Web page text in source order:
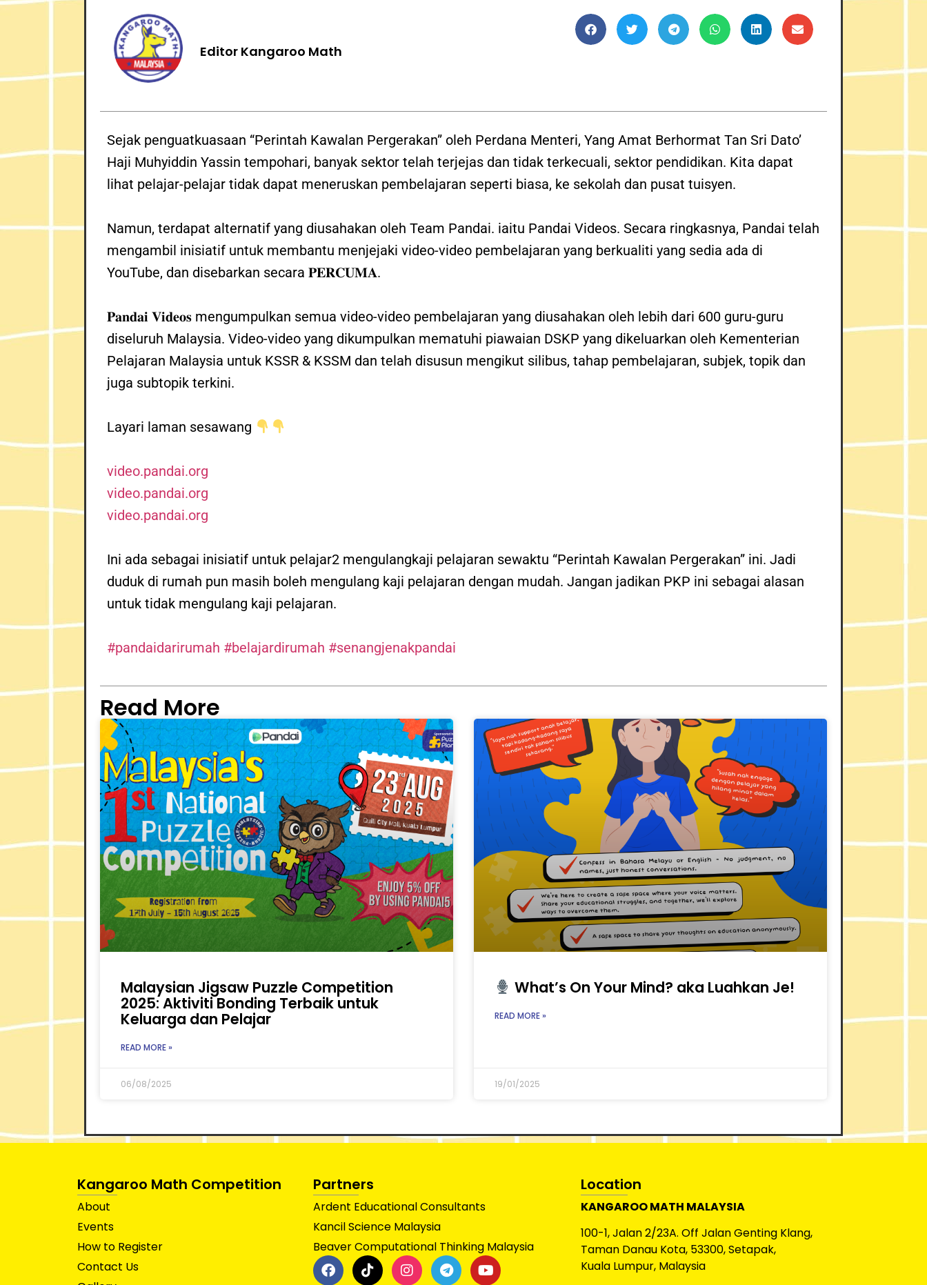
Editor Kangaroo Math
Sejak penguatkuasaan “Perintah Kawalan Pergerakan” oleh Perdana Menteri, Yang Amat Berhormat Tan Sri Dato’
Haji Muhyiddin Yassin tempohari, banyak sektor telah terjejas dan tidak terkecuali, sektor pendidikan. Kita dapat
lihat pelajar-pelajar tidak dapat meneruskan pembelajaran seperti biasa, ke sekolah dan pusat tuisyen.
Namun, terdapat alternatif yang diusahakan oleh Team Pandai. iaitu Pandai Videos. Secara ringkasnya, Pandai telah
mengambil inisiatif untuk membantu menjejaki video-video pembelajaran yang berkualiti yang sedia ada di
YouTube, dan disebarkan secara 𝐏𝐄𝐑𝐂𝐔𝐌𝐀.
𝐏𝐚𝐧𝐝𝐚𝐢 𝐕𝐢𝐝𝐞𝐨𝐬 mengumpulkan semua video-video pembelajaran yang diusahakan oleh lebih dari 600 guru-guru
diseluruh Malaysia. Video-video yang dikumpulkan mematuhi piawaian DSKP yang dikeluarkan oleh Kementerian
Pelajaran Malaysia untuk KSSR & KSSM dan telah disusun mengikut silibus, tahap pembelajaran, subjek, topik dan
juga subtopik terkini.
Layari laman sesawang
video.pandai.org
video.pandai.org
video.pandai.org
Ini ada sebagai inisiatif untuk pelajar2 mengulangkaji pelajaran sewaktu “Perintah Kawalan Pergerakan” ini. Jadi
duduk di rumah pun masih boleh mengulang kaji pelajaran dengan mudah. Jangan jadikan PKP ini sebagai alasan
untuk tidak mengulang kaji pelajaran.
#pandaidarirumah #belajardirumah #senangjenakpandai
Read More
Malaysian Jigsaw Puzzle Competition
2025: Aktiviti Bonding Terbaik untuk
Keluarga dan Pelajar
READ MORE »
06/08/2025
What’s On Your Mind? aka Luahkan Je!
READ MORE »
19/01/2025
Kangaroo Math Competition
About
Events
How to Register
Contact Us
Partners
Ardent Educational Consultants
Kancil Science Malaysia
Beaver Computational Thinking Malaysia
Location
KANGAROO MATH MALAYSIA
100-1, Jalan 2/23A. Off Jalan Genting Klang,
Taman Danau Kota, 53300, Setapak,
Kuala Lumpur, Malaysia